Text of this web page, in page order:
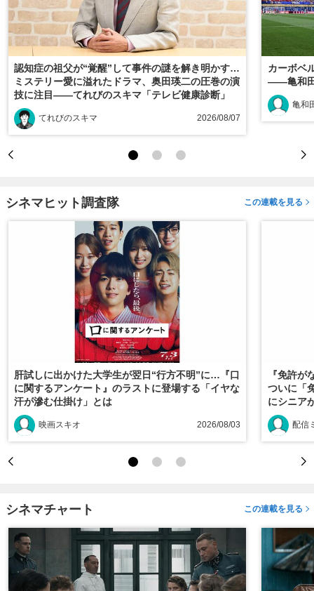
認知症の祖父が“覚醒”して事件の謎を解き明かす…
ミステリー愛に溢れたドラマ、奥田瑛二の圧巻の演
技に注目――てれびのスキマ「テレビ健康診断」
てれびのスキマ 2026/08/07
カーボベ
――亀和田
亀和
シネマヒット調査隊 この連載を見る
肝試しに出かけた大学生が翌日“行方不明”に…『口
に関するアンケート』のラストに登場する「イヤな
汗が滲む仕掛け」とは
映画スキオ 2026/08/03
『免許が
ついに「
にシニア
配信
シネマチャート この連載を見る